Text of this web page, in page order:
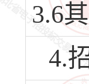
3.6
4.